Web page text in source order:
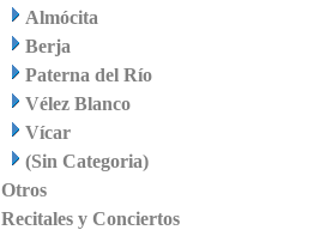
Almócita
Berja
Paterna del Río
Vélez Blanco
Vícar
(Sin Categoria)
Otros
Recitales y Conciertos